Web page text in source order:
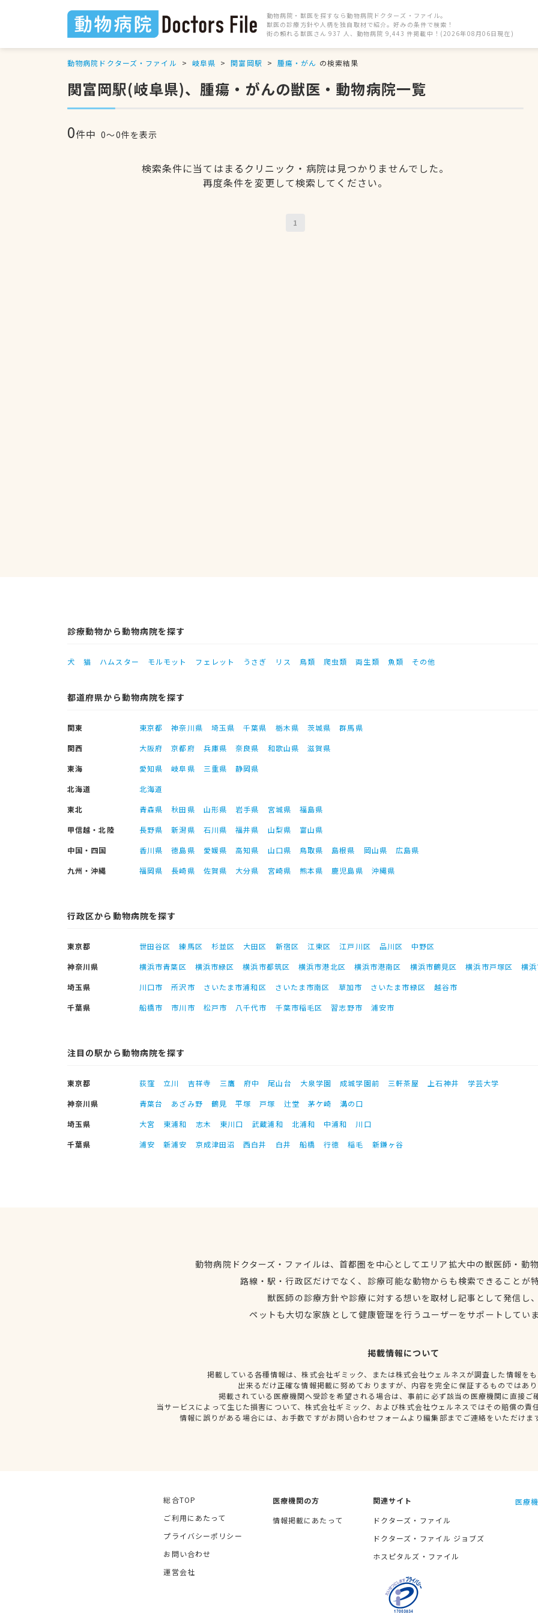
動物病院・獣医を探すなら動物病院ドクターズ・ファイル。
獣医の診療方針や人柄を独自取材で紹介。好みの条件で検索！
街の頼れる獣医さん 937 人、動物病院 9,443 件掲載中！(2026年08月06日現在)
動物病院ドクターズ・ファイル 岐阜県 関富岡駅 腫瘍・がん の検索結果
関富岡駅(岐阜県)、腫瘍・がんの獣医・動物病院一覧
0件中 0〜0件を表示
検索条件に当てはまるクリニック・病院は見つかりませんでした。
再度条件を変更して検索してください。
1
診療動物から動物病院を探す
犬 猫 ハムスター モルモット フェレット うさぎ リス 鳥類 爬虫類 両生類 魚類 その他
都道府県から動物病院を探す
関東 東京都 神奈川県 埼玉県 千葉県 栃木県 茨城県
群馬県
関西
大阪府 京都府 兵庫県 奈良県 和歌山県
滋賀県
東海
愛知県 岐阜県 三重県
静岡県
北海道
北海道
東北
青森県 秋田県 山形県 岩手県 宮城県
福島県
甲信越・北陸
長野県 新潟県 石川県 福井県 山梨県
富山県
中国・四国
香川県 徳島県 愛媛県 高知県 山口県 鳥取県 島根県 岡山県
広島県
九州・沖縄
福岡県 長崎県 佐賀県 大分県 宮崎県 熊本県 鹿児島県 沖縄県
行政区から動物病院を探す
東京都 世田谷区 練馬区 杉並区 大田区 新宿区 江東区 江戸川区 品川区
中野区
神奈川県
横浜市青葉区 横浜市緑区 横浜市都筑区 横浜市港北区 横浜市港南区 横浜市鶴見区 横浜市戸塚区
横
埼玉県
川口市 所沢市 さいたま市浦和区 さいたま市南区 草加市 さいたま市緑区
越谷市
千葉県
船橋市 市川市 松戸市 八千代市 千葉市稲毛区 習志野市 浦安市
注目の駅から動物病院を探す
東京都 荻窪 立川 吉祥寺 三鷹 府中 尾山台 大泉学園 成城学園前 三軒茶屋 上石神井
学芸大学
神奈川県
青葉台 あざみ野 鶴見 平塚 戸塚 辻堂 茅ケ崎
溝の口
埼玉県
大宮 東浦和 志木 東川口 武蔵浦和 北浦和 中浦和
川口
千葉県
浦安 新浦安 京成津田沼 西白井 白井 船橋 行徳 稲毛 新鎌ヶ谷
動物病院ドクターズ・ファイルは、首都圏を中心としてエリア拡大中の獣医師・動
路線・駅・行政区だけでなく、診療可能な動物からも検索できることが
獣医師の診療方針や診療に対する想いを取材し記事として発信し
ペットも大切な家族として健康管理を行うユーザーをサポートしてい
掲載情報について
掲載している各種情報は、株式会社ギミック、または株式会社ウェルネスが調査した情報を
出来るだけ正確な情報掲載に努めておりますが、内容を完全に保証するものではあ
掲載されている医療機関へ受診を希望される場合は、事前に必ず該当の医療機関に直接ご
当サービスによって生じた損害について、株式会社ギミック、および株式会社ウェルネスではその賠償の責
情報に誤りがある場合には、お手数ですがお問い合わせフォームより編集部までご連絡をいただけま
総合TOP
ご利用にあたって
プライバシーポリシー
お問い合わせ
運営会社
医療機関の方
情報掲載にあたって
関連サイト
ドクターズ・ファイル
ドクターズ・ファイル ジョブズ
ホスピタルズ・ファイル
医療